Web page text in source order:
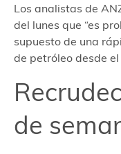
Los analistas de
del lunes que “es
supuesto de una
de petróleo desde el
de